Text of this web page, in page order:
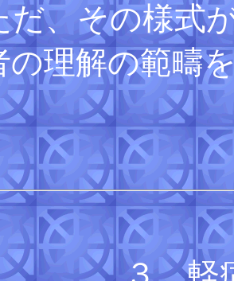
だ、その様式
の理解の範疇